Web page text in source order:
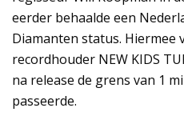
eerder behaalde een
Diamanten status. Hiermee
recordhouder NEW KIDS
na release de grens van 1
passeerde.